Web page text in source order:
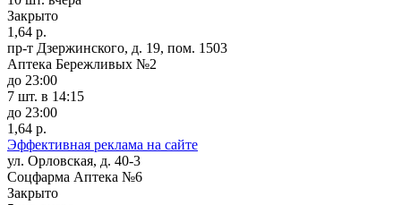
Закрыто
1,64 р.
пр-т Дзержинского, д. 19, пом. 1503
Аптека Бережливых №2
до 23:00
7 шт. в 14:15
до 23:00
1,64 р.
Эффективная реклама на сайте
ул. Орловская, д. 40-3
Соцфарма Аптека №6
Закрыто